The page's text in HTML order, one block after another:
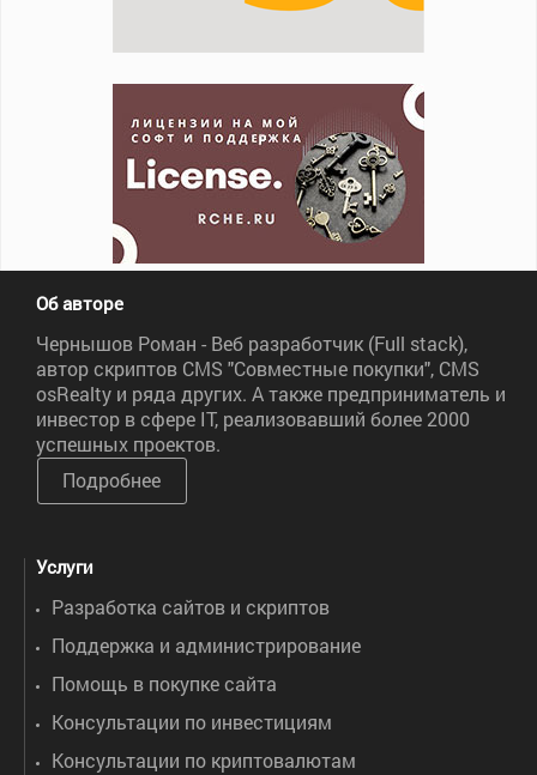
Об авторе
Чернышов Роман - Веб разработчик (Full stack),
автор скриптов CMS "Совместные покупки", CMS
osRealty и ряда других. А также предприниматель и
инвестор в сфере IT, реализовавший более 2000
успешных проектов.
Подробнее
Услуги
Разработка сайтов и скриптов
Поддержка и администрирование
Помощь в покупке сайта
Консультации по инвестициям
Консультации по криптовалютам